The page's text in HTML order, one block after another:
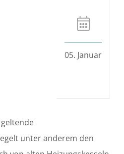
05. Januar
unter anderem den